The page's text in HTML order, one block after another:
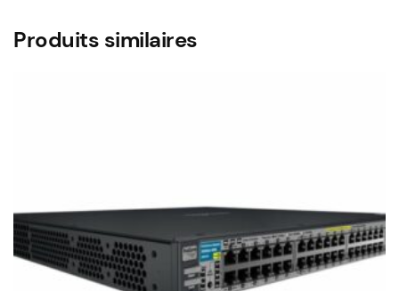
Produits similaires